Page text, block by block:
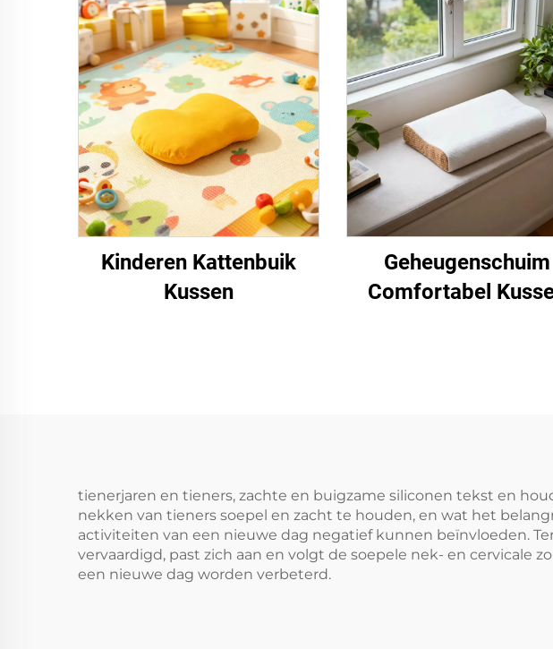
Kinderen Kattenbuik
Kussen
Geheugenschuim
Comfortabel
tienerjaren en tieners, zachte en buigzame siliconen tekst en
nekken van tieners soepel en zacht te houden, en wat het
activiteiten van een nieuwe dag negatief kunnen beïnvloeden.
vervaardigd, past zich aan en volgt de soepele nek- en cervicale
een nieuwe dag worden verbeterd.